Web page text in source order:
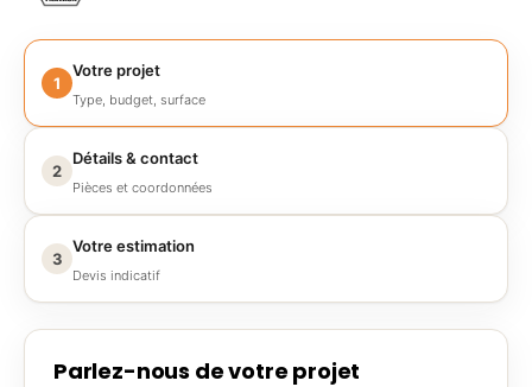
1
Votre projet
Type, budget, surface
2
Détails & contact
Pièces et coordonnées
3
Votre estimation
Devis indicatif
Parlez-nous de votre projet